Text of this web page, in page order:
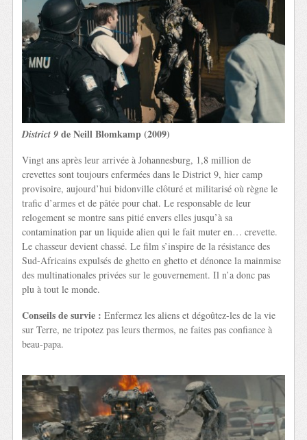
District 9 de Neill Blomkamp (2009)
Vingt ans après leur arrivée à Johannesburg, 1,8 million de
crevettes sont toujours enfermées dans le District 9, hier camp
provisoire, aujourd’hui bidonville clôturé et militarisé où règne le
trafic d’armes et de pâtée pour chat. Le responsable de leur
relogement se montre sans pitié envers elles jusqu’à sa
contamination par un liquide alien qui le fait muter en… crevette.
Le chasseur devient chassé. Le film s’inspire de la résistance des
Sud-Africains expulsés de ghetto en ghetto et dénonce la mainmise
des multinationales privées sur le gouvernement. Il n’a donc pas
plu à tout le monde.
Conseils de survie : Enfermez les aliens et dégoûtez-les de la vie
sur Terre, ne tripotez pas leurs thermos, ne faites pas confiance à
beau-papa.